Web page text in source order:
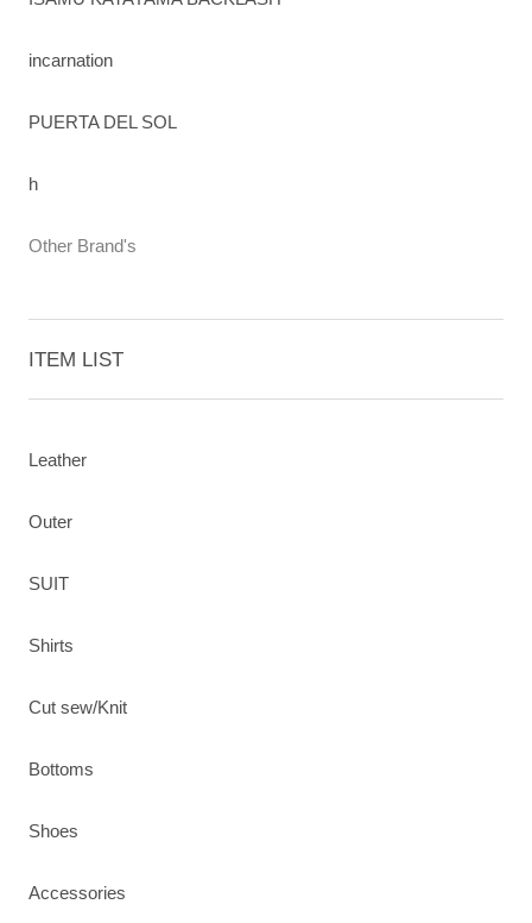
incarnation
PUERTA DEL SOL
h
Other Brand's
ITEM LIST
Leather
Outer
SUIT
Shirts
Cut sew/Knit
Bottoms
Shoes
Accessories